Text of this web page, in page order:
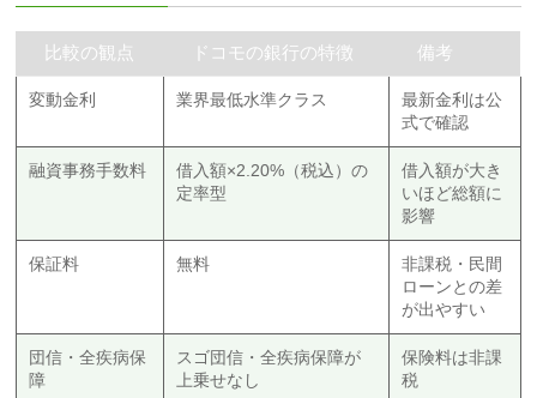
比較の観点 ドコモの銀行の特徴 備考
変動金利 業界最低水準クラス
最新金利は公
式で確認
融資事務手数料
借入額×2.20%（税込）の
定率型
借入額が大き
いほど総額に
影響
保証料 無料
非課税・民間
ローンとの差
が出やすい
団信・全疾病保
障
スゴ団信・全疾病保障が
上乗せなし
保険料は非課
税